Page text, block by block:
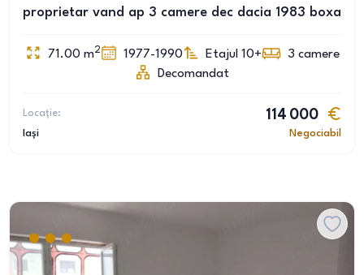
proprietar vand ap 3 camere dec dacia 1983 boxa
71.00 m2 1977-1990 Etajul 10+ 3 camere
Decomandat
Locație:
Iași
114 000
Negociabil